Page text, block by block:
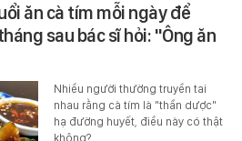
ăn cà tím mỗi ngày để
sau bác sĩ hỏi: "Ông ăn
Nhiều người thường truyền tai
nhau rằng cà tím là "thần dược"
hạ đường huyết, điều này có thật
không?